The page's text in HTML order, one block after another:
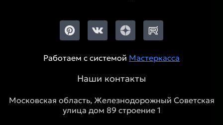
Работаем с системой Мастеркасса
Наши контакты
Московская область, Железнодорожный Советская
улица дом 89 строение 1